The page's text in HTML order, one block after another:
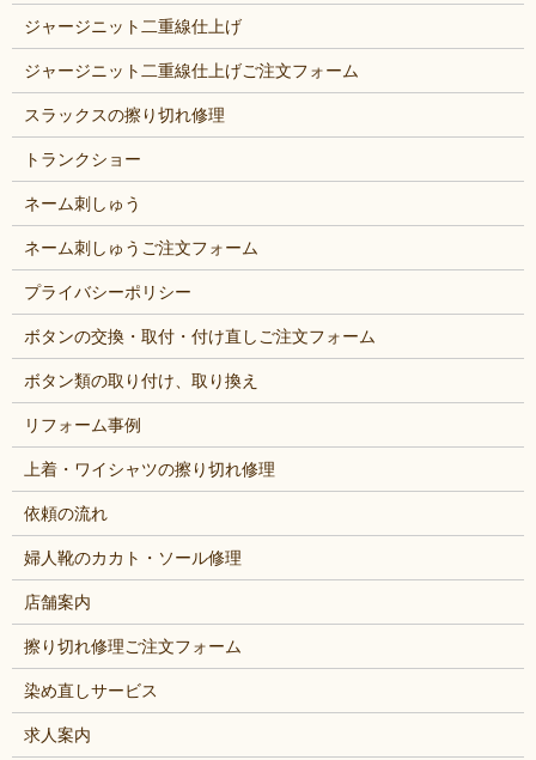
ジャージニット二重線仕上げ
ジャージニット二重線仕上げご注文フォーム
スラックスの擦り切れ修理
トランクショー
ネーム刺しゅう
ネーム刺しゅうご注文フォーム
プライバシーポリシー
ボタンの交換・取付・付け直しご注文フォーム
ボタン類の取り付け、取り換え
リフォーム事例
上着・ワイシャツの擦り切れ修理
依頼の流れ
婦人靴のカカト・ソール修理
店舗案内
擦り切れ修理ご注文フォーム
染め直しサービス
求人案内